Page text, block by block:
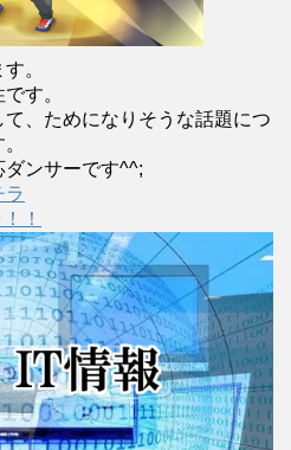
。
す。
、ためになりそうな話題につ
ンサーです^^;
ラ
！